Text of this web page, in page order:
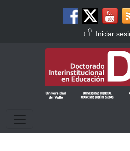
Menú de cuenta de
Iniciar